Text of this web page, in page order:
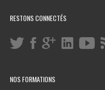
RESTONS CONNECTÉS
NOS FORMATIONS